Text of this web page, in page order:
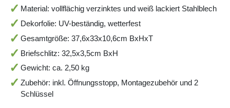
Material: vollflächig verzinktes und weiß lackiert Stahlblech
Dekorfolie: UV-beständig, wetterfest
Gesamtgröße: 37,6x33x10,6cm BxHxT
Briefschlitz: 32,5x3,5cm BxH
Gewicht: ca. 2,50 kg
Zubehör: inkl. Öffnungsstopp, Montagezubehör und 2
Schlüssel